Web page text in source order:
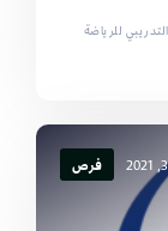
للرياضة
فرص